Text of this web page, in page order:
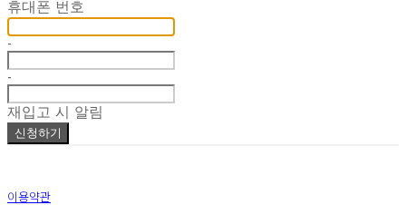
휴대폰 번호
-
-
재입고 시 알림
신청하기
이용약관